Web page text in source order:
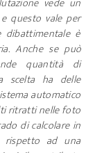
questo vale per
dibattimentale è
Anche se può
quantità di
scelta ha delle
automatico
ritratti nelle foto
di calcolare in
rispetto ad una